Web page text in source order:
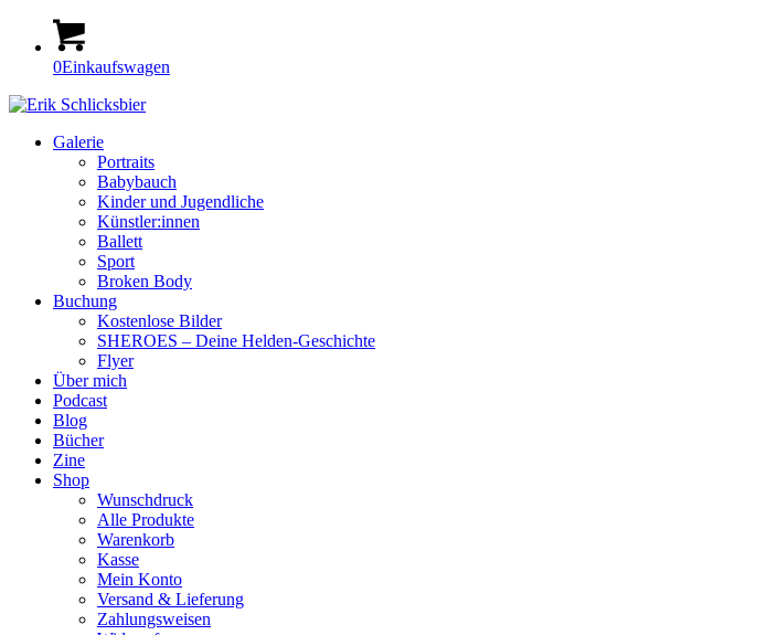
0Einkaufswagen
Galerie
Portraits
Babybauch
Kinder und Jugendliche
Künstler:innen
Ballett
Sport
Broken Body
Buchung
Kostenlose Bilder
SHEROES – Deine Helden-Geschichte
Flyer
Über mich
Podcast
Blog
Bücher
Zine
Shop
Wunschdruck
Alle Produkte
Warenkorb
Kasse
Mein Konto
Versand & Lieferung
Zahlungsweisen